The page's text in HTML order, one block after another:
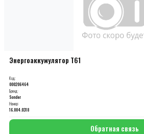
Энергоаккумулятор T61
Код:
000206464
Бренд:
Sonder
Номер:
16.004.0318
Обратная связь